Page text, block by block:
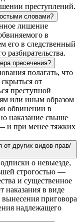
преступлений.
словами?
лишение
в
его в следственный
разбирательства.
пресечения?
полагать, что
от
преступной
или иным образом
обвинении в
наказание свыше
и при менее тяжких
от других видов прав/
о невыезде,
строгостью —
и существенное
наказания в виде
приговора
надлежащего